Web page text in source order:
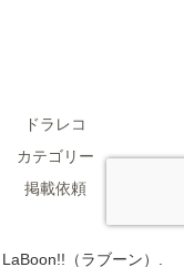
ドラレコ
カテゴリー
掲載依頼
（ラブーン）.